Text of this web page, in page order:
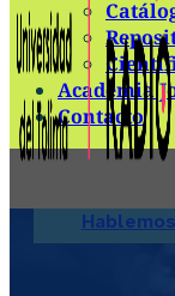
Academia
Contacto